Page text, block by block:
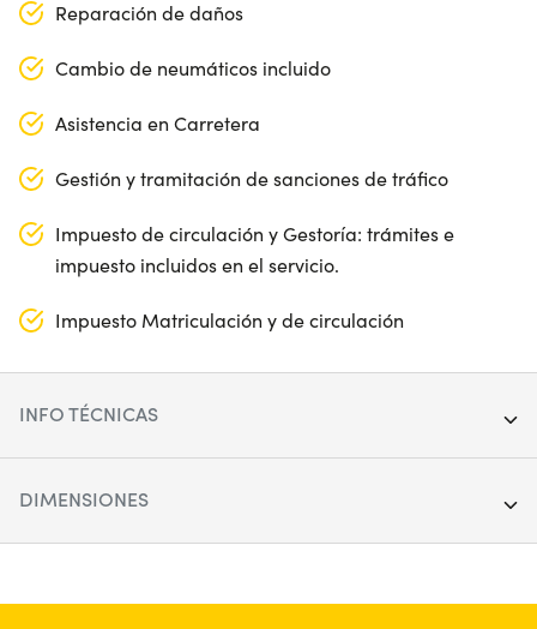
Reparación de daños
Cambio de neumáticos incluido
Asistencia en Carretera
Gestión y tramitación de sanciones de tráfico
Impuesto de circulación y Gestoría: trámites e
impuesto incluidos en el servicio.
Impuesto Matriculación y de circulación
INFO TÉCNICAS
DIMENSIONES